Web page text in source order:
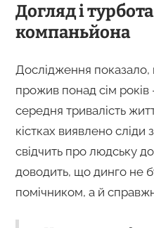
Догляд і
компаньйона
Дослідження
прожив понад сім років
середня тривалість
кістках виявлено
свідчить про людську
доводить, що динго не
помічником, а й